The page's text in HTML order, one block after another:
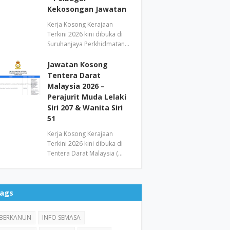
Kekosongan Jawatan
Kerja Kosong Kerajaan
Terkini 2026 kini dibuka di
Suruhanjaya Perkhidmatan…
Jawatan Kosong
Tentera Darat
Malaysia 2026 –
Perajurit Muda Lelaki
Siri 207 & Wanita Siri
51
Kerja Kosong Kerajaan
Terkini 2026 kini dibuka di
Tentera Darat Malaysia (…
INFO SEMASA